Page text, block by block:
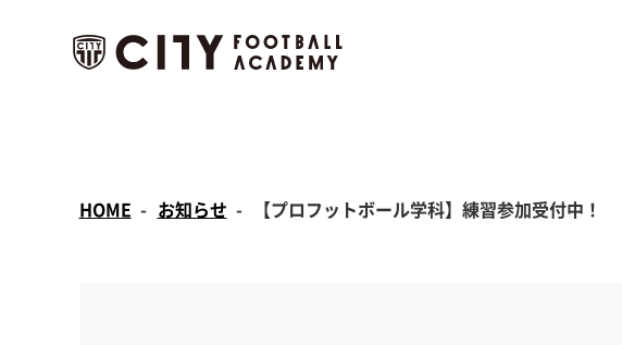
HOME お知らせ 【プロフットボール学科】練習参加受付中！